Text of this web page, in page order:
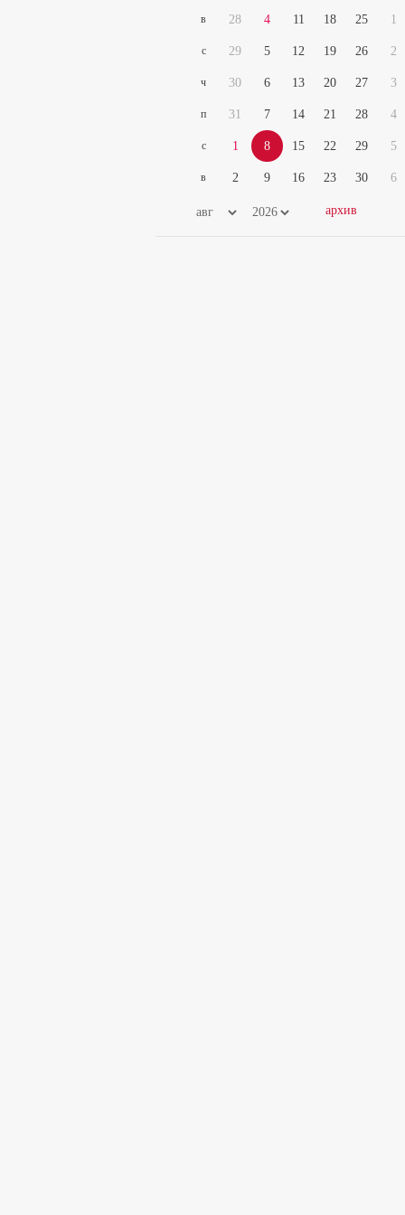
в
с
ч
п
с
в
28
29
30
31
1
2
4
5
6
7
8
9
11
12
13
14
15
16
18
19
20
21
22
23
25
26
27
28
29
30
1
2
3
4
5
6